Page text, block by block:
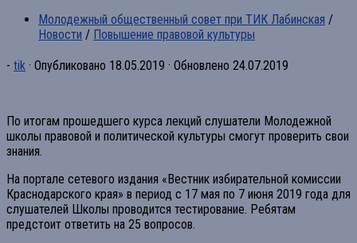
Молодежный общественный совет при ТИК Лабинская /
Новости / Повышение правовой культуры
- tik · Опубликовано 18.05.2019 · Обновлено 24.07.2019
По итогам прошедшего курса лекций слушатели Молодежной
школы правовой и политической культуры смогут проверить свои
знания.
На портале сетевого издания «Вестник избирательной комиссии
Краснодарского края» в период с 17 мая по 7 июня 2019 года для
слушателей Школы проводится тестирование. Ребятам
предстоит ответить на 25 вопросов.